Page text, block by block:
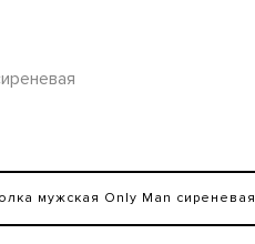
мужская Only Man сиреневая